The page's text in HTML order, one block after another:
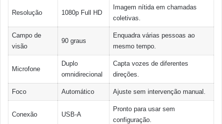
Resolução 1080p Full HD
Imagem nítida em chamadas
coletivas.
Campo de
visão
90 graus
Enquadra várias pessoas ao
mesmo tempo.
Microfone
Duplo
omnidirecional
Capta vozes de diferentes
direções.
Foco Automático Ajuste sem intervenção manual.
Conexão USB-A
Pronto para usar sem
configuração.